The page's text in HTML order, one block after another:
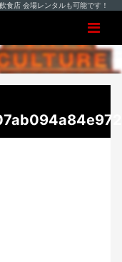
食店 会場レンタルも可能です！